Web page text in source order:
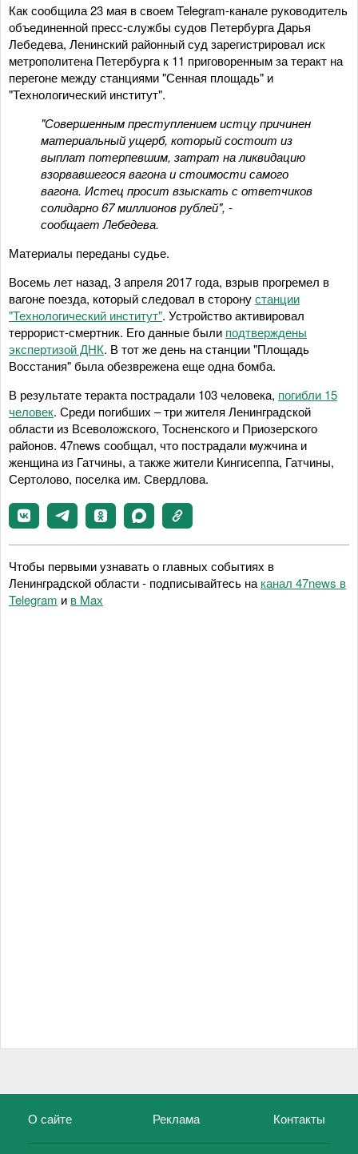
Как сообщила 23 мая в своем Telegram-канале руководитель
объединенной пресс-службы судов Петербурга Дарья
Лебедева, Ленинский районный суд зарегистрировал иск
метрополитена Петербурга к 11 приговоренным за теракт на
перегоне между станциями "Сенная площадь" и
"Технологический институт".
"Совершенным преступлением истцу причинен
материальный ущерб, который состоит из
выплат потерпевшим, затрат на ликвидацию
взорвавшегося вагона и стоимости самого
вагона. Истец просит взыскать с ответчиков
солидарно 67 миллионов рублей", -
сообщает Лебедева.
Материалы переданы судье.
Восемь лет назад, 3 апреля 2017 года, взрыв прогремел в
вагоне поезда, который следовал в сторонустанции
"Технологический институт". Устройство активировал
террорист-смертник. Его данные были подтверждены
экспертизой ДНК. В тот же день на станции "Площадь
Восстания" была обезврежена еще одна бомба.
В результате теракта пострадали 103 человека, погибли 15
человек. Среди погибших – три жителя Ленинградской
области из Всеволожского, Тосненского и Приозерского
районов. 47news сообщал, что пострадали мужчина и
женщина из Гатчины, а также жители Кингисеппа, Гатчины,
Сертолово, поселка им. Свердлова.
Чтобы первыми узнавать о главных событиях в
Ленинградской области - подписывайтесь на канал 47news в
Telegram и в Maх
О сайте Реклама Контакты